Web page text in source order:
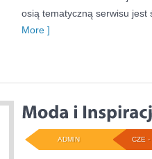
osią tematyczną serwisu jest
More ]
CZE -
ADMIN